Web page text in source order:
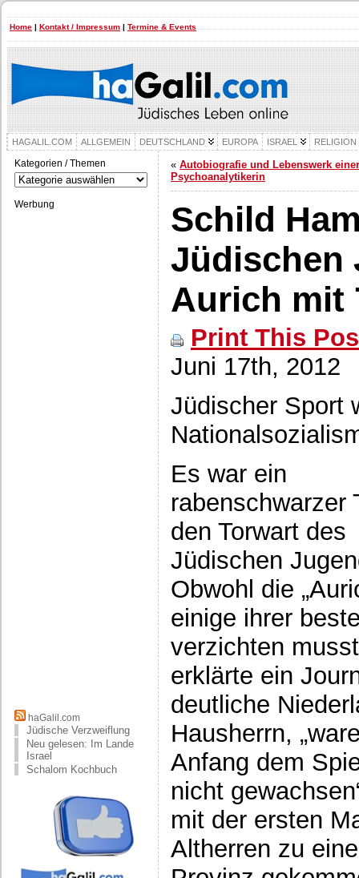
Home | Kontakt / Impressum | Termine & Events
HAGALIL.COM ALLGEMEIN DEUTSCHLAND EUROPA ISRAEL RELIGION
Kategorien / Themen
Kategorien
/
Themen
Werbung
haGalil.com
Jüdische Verzweiflung
Neu gelesen: Im Lande
Israel
Schalom Kochbuch
« Autobiografie und Lebenswerk einer
Psychoanalytikerin
Schild
Jüdischen
Aurich mit
Print This
Juni 17th, 2012
Jüdischer Sport
Es war ein
rabenschwarzer
den Torwart des
Jüdischen
Obwohl die
einige ihrer
verzichten
erklärte ein
deutliche
Hausherrn,
Anfang dem
nicht
mit der ersten
Altherren zu